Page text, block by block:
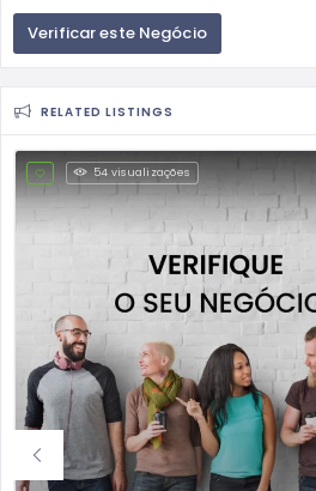
Verificar este Negócio
RELATED LISTINGS
54 visualizações